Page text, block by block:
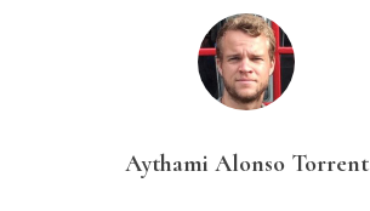
Aythami Alonso Torrent